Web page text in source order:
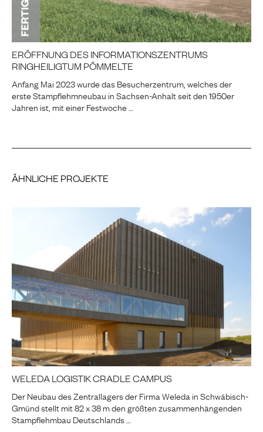
ERÖFFNUNG DES INFORMATIONSZENTRUMS
RINGHEILIGTUM PÖMMELTE
Anfang Mai 2023 wurde das Besucherzentrum, welches der
erste Stampflehmneubau in Sachsen-Anhalt seit den 1950er
Jahren ist, mit einer Festwoche …
ÄHNLICHE PROJEKTE
WELEDA LOGISTIK CRADLE CAMPUS
Der Neubau des Zentrallagers der Firma Weleda in Schwäbisch-
Gmünd stellt mit 82 x 38 m den größten zusammenhängenden
Stampflehmbau Deutschlands …